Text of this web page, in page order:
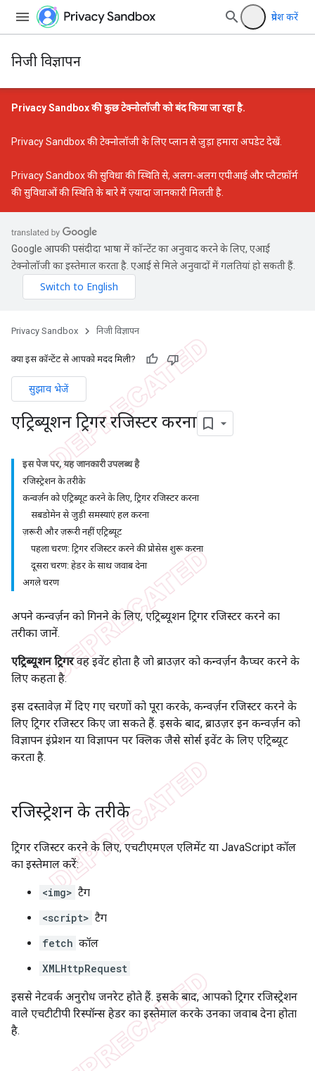
प्रवेश करें
निजी विज्ञापन
Privacy Sandbox की कुछ टेक्नोलॉजी को बंद किया जा रहा है.
Privacy Sandbox की टेक्नोलॉजी के लिए प्लान से जुड़ा हमारा अपडेटदेखें.
Privacy Sandbox की सुविधा की स्थितिसे, अलग-अलग एपीआई और प्लैटफ़ॉर्म
की सुविधाओं की स्थिति के बारे में ज़्यादा जानकारी मिलती है.
Google आपकी पसंदीदा भाषा में कॉन्टेंट का अनुवाद करने के लिए, एआई
टेक्नोलॉजी का इस्तेमाल करता है. एआई से मिले अनुवादों में गलतियां हो सकती हैं.
Privacy Sandbox निजी विज्ञापन
क्या इस कॉन्टेंट से आपको मदद मिली?
सुझाव भेजें
एट्रिब्यूशन ट्रिगर रजिस्टर करना
इस पेज पर, यह जानकारी उपलब्ध है
रजिस्ट्रेशन के तरीके
कन्वर्ज़न को एट्रिब्यूट करने के लिए, ट्रिगर रजिस्टर करना
सबडोमेन से जुड़ी समस्याएं हल करना
ज़रूरी और ज़रूरी नहीं एट्रिब्यूट
पहला चरण: ट्रिगर रजिस्टर करने की प्रोसेस शुरू करना
दूसरा चरण: हेडर के साथ जवाब देना
अगले चरण
अपने कन्वर्ज़न को गिनने के लिए, एट्रिब्यूशन ट्रिगर रजिस्टर करने का
तरीका जानें.
एट्रिब्यूशन ट्रिगरवह इवेंट होता है जो ब्राउज़र को कन्वर्ज़न कैप्चर करने के
लिए कहता है.
इस दस्तावेज़ में दिए गए चरणों को पूरा करके, कन्वर्ज़न रजिस्टर करने के
लिए ट्रिगर रजिस्टर किए जा सकते हैं. इसके बाद, ब्राउज़र इन कन्वर्ज़न को
विज्ञापन इंप्रेशन या विज्ञापन पर क्लिक जैसे सोर्स इवेंट के लिए एट्रिब्यूट
करता है.
रजिस्ट्रेशन के तरीके
ट्रिगर रजिस्टर करने के लिए, एचटीएमएल एलिमेंट या JavaScript कॉल
का इस्तेमाल करें:
<img> टैग
<script> टैग
fetch कॉल
XMLHttpRequest
इससे नेटवर्क अनुरोध जनरेट होते हैं. इसके बाद, आपको ट्रिगर रजिस्ट्रेशन
वाले एचटीटीपी रिस्पॉन्स हेडर का इस्तेमाल करके उनका जवाब देना होता
है.